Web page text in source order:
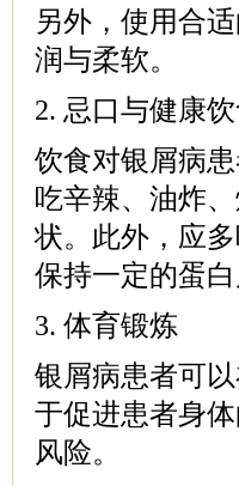
另外，使用合
润与柔软。
2. 忌口与健康
饮食对银屑病
吃辛辣、油炸
状。此外，应
保持一定的蛋白
3. 体育锻炼
银屑病患者可
于促进患者身
风险。